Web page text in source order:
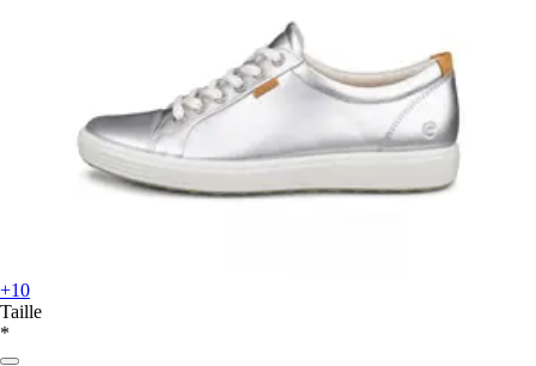
+10
Taille
*